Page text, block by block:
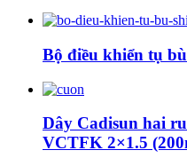
Bộ điều khiển tụ
Dây Cadisun hai
VCTFK 2×1.5